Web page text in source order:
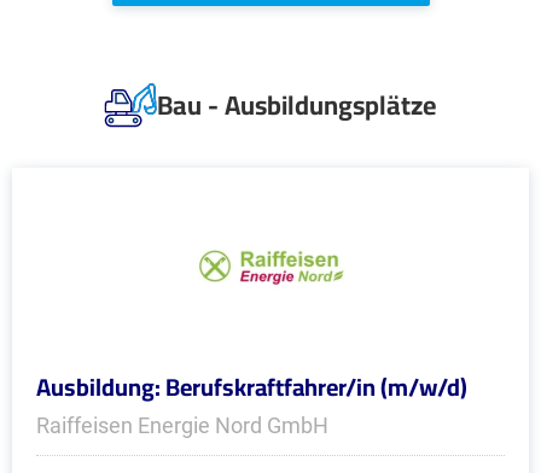
Bau - Ausbildungsplätze
Ausbildung: Berufskraftfahrer/in (m/w/d)
Raiffeisen Energie Nord GmbH